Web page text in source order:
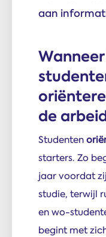
aan
de
Studenten
starters. Zo
jaar voordat
studie, terwijl
en wo-
begint met